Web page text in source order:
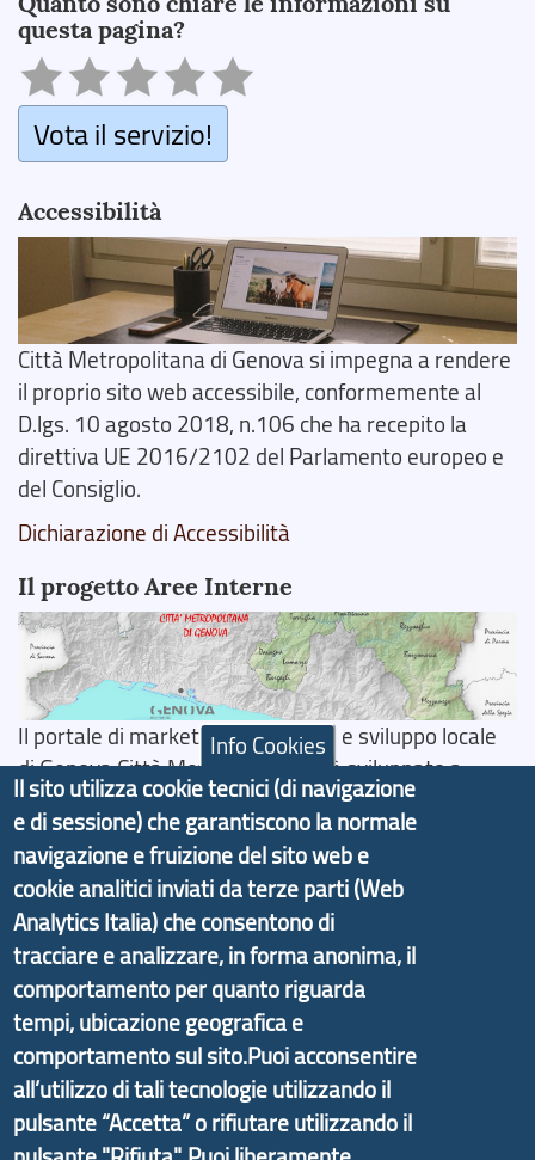
questa pagina?
Vota il servizio!
Accessibilità
Città Metropolitana di Genova si impegna a rendere
il proprio sito web accessibile, conformemente al
D.lgs. 10 agosto 2018, n.106 che ha recepito la
direttiva UE 2016/2102 del Parlamento europeo e
del Consiglio.
Dichiarazione di Accessibilità
Il progetto Aree Interne
Il portale di marketing territoriale e sviluppo locale
di Genova Città Metropolitana si è sviluppato a
partire dal progetto nazionale Aree Interne
promosso dal Dipartimento per lo Sviluppo
Economico e finalizzato al rilancio socio-economico
delle valli dell’entroterra. In particolare fornisce
informazioni ed aggiornamenti sulla
d'Area Antola-Tigullio, in collaborazione con Regione
Liguria ed ANCI Liguria.
Copyright © 2017 Città metropolitana di Genova |
Info Cookies
Il sito utilizza cookie tecnici (di navigazione
e di sessione) che garantiscono la normale
navigazione e fruizione del sito web e
cookie analitici inviati da terze parti (Web
Analytics Italia) che consentono di
tracciare e analizzare, in forma anonima, il
comportamento per quanto riguarda
tempi, ubicazione geografica e
comportamento sul sito.Puoi acconsentire
all’utilizzo di tali tecnologie utilizzando il
pulsante “Accetta” o rifiutare utilizzando il